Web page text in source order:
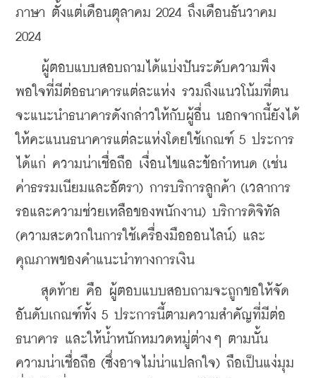
ภาษา ตั้งแต่เดือนตุลาคม 2024 ถึงเดือนธันวาคม
2024
ผู้ตอบแบบสอบถามได้แบ่งปันระดับความพึง
พอใจที่มีต่อธนาคารแต่ละแห่ง รวมถึงแนวโน้มที่ตน
จะแนะนำธนาคารดังกล่าวให้กับผู้อื่น นอกจากนี้ยังได้
ให้คะแนนธนาคารแต่ละแห่งโดยใช้เกณฑ์ 5 ประการ
ได้แก่ ความน่าเชื่อถือ เงื่อนไขและข้อกำหนด (เช่น
ค่าธรรมเนียมและอัตรา) การบริการลูกค้า (เวลาการ
รอและความช่วยเหลือของพนักงาน) บริการดิจิทัล
(ความสะดวกในการใช้เครื่องมือออนไลน์) และ
คุณภาพของคำแนะนำทางการเงิน
สุดท้าย คือ ผู้ตอบแบบสอบถามจะถูกขอให้จัด
อันดับเกณฑ์ทั้ง 5 ประการนี้ตามความสำคัญที่มีต่อ
ธนาคาร และให้น้ำหนักหมวดหมู่ต่างๆ ตามนั้น
ความน่าเชื่อถือ (ซึ่งอาจไม่น่าแปลกใจ) ถือเป็นแง่มุม